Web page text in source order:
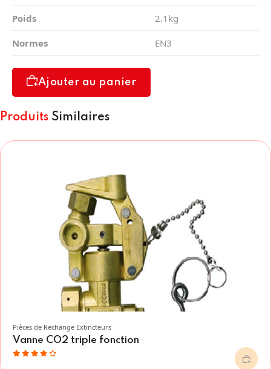
Poids 2.1kg
Normes EN3
Ajouter au panier
Produits Similaires
Pièces de Rechange Extincteurs
Vanne CO2 triple fonction